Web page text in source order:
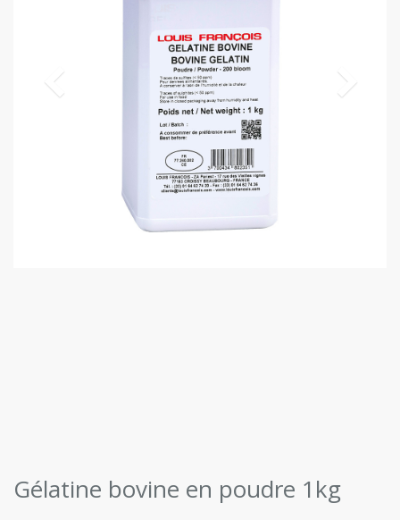
Gélatine bovine en poudre 1kg